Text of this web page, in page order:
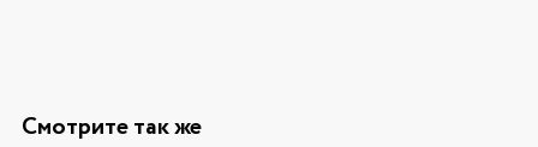
Смотрите так же